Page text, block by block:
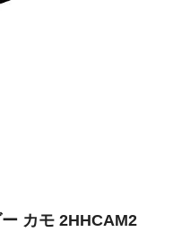
カモ 2HHCAM2